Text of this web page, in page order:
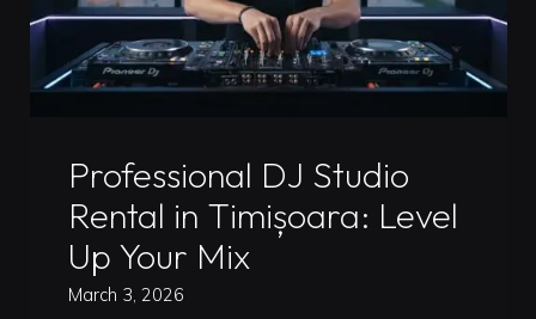
Studio
DJ
pentru
Timișoara"
Professional DJ Studio
Rental in Timișoara: Level
Up Your Mix
March 3, 2026